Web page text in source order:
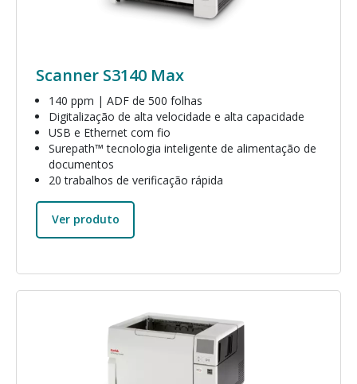
Scanner S3140 Max
140 ppm | ADF de 500 folhas
Digitalização de alta velocidade e alta capacidade
USB e Ethernet com fio
Surepath™ tecnologia inteligente de alimentação de
documentos
20 trabalhos de verificação rápida
Ver produto
Imagem